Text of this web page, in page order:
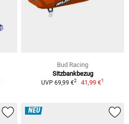
Bud Racing
Sitzbankbezug
UVP 69,99 €2 41,99 €1
NEU